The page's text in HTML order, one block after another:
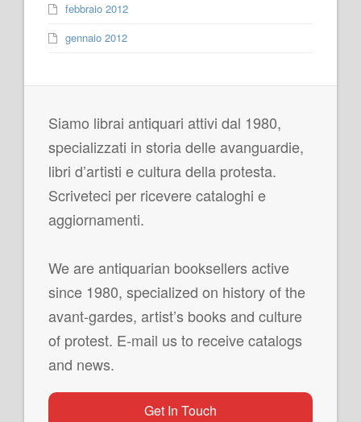
febbraio 2012
gennaio 2012
Siamo librai antiquari attivi dal 1980,
specializzati in storia delle avanguardie,
libri d’artisti e cultura della protesta.
Scriveteci per ricevere cataloghi e
aggiornamenti.
We are antiquarian booksellers active
since 1980, specialized on history of the
avant-gardes, artist’s books and culture
of protest. E-mail us to receive catalogs
and news.
Get In Touch